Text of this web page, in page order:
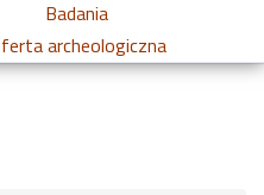
Badania
archeologiczna